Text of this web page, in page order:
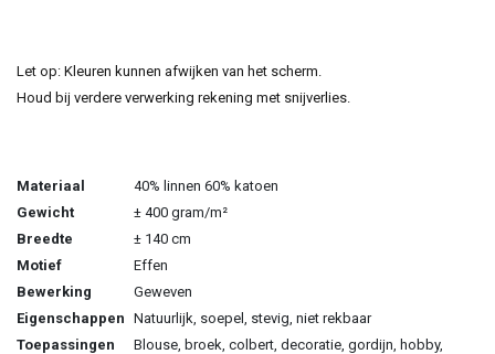
Let op: Kleuren kunnen afwijken van het scherm.
Houd bij verdere verwerking rekening met snijverlies.
Materiaal
40% linnen 60% katoen
Gewicht
± 400 gram/m²
Breedte
± 140 cm
Motief
Effen
Bewerking
Geweven
Eigenschappen Natuurlijk, soepel, stevig, niet rekbaar
Toepassingen
Blouse, broek, colbert, decoratie, gordijn, hobby,